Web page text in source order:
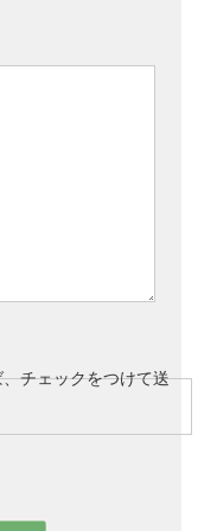
チェックをつけて送